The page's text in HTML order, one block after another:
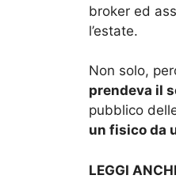
broker ed
l’estate.
Non solo,
prendeva il
pubblico
un fisico da
LEGGI